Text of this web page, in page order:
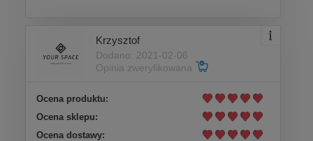
Krzysztof
Dodano: 2021-02-06
Opinia zweryfikowana
Ocena produktu:
Ocena sklepu:
Ocena dostawy: